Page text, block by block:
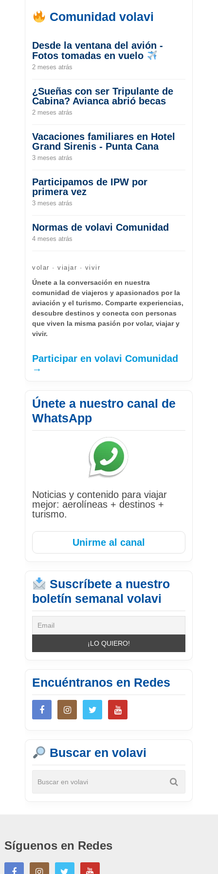
Comunidad volavi
Desde la ventana del avión -
Fotos tomadas en vuelo
2 meses atrás
¿Sueñas con ser Tripulante de
Cabina? Avianca abrió becas
2 meses atrás
Vacaciones familiares en Hotel
Grand Sirenis - Punta Cana
3 meses atrás
Participamos de IPW por
primera vez
3 meses atrás
Normas de volavi Comunidad
4 meses atrás
volar · viajar · vivir
Únete a la conversación en nuestra
comunidad de viajeros y apasionados por la
aviación y el turismo. Comparte experiencias,
descubre destinos y conecta con personas
que viven la misma pasión por volar, viajar y
vivir.
Participar en volavi Comunidad
→
Únete a nuestro canal de
WhatsApp
Noticias y contenido para viajar
mejor: aerolíneas + destinos +
turismo.
Unirme al canal
Suscríbete a nuestro
boletín semanal volavi
Encuéntranos en Redes
Buscar en volavi
Síguenos en Redes